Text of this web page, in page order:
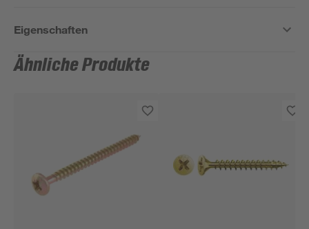
Eigenschaften
Ähnliche Produkte